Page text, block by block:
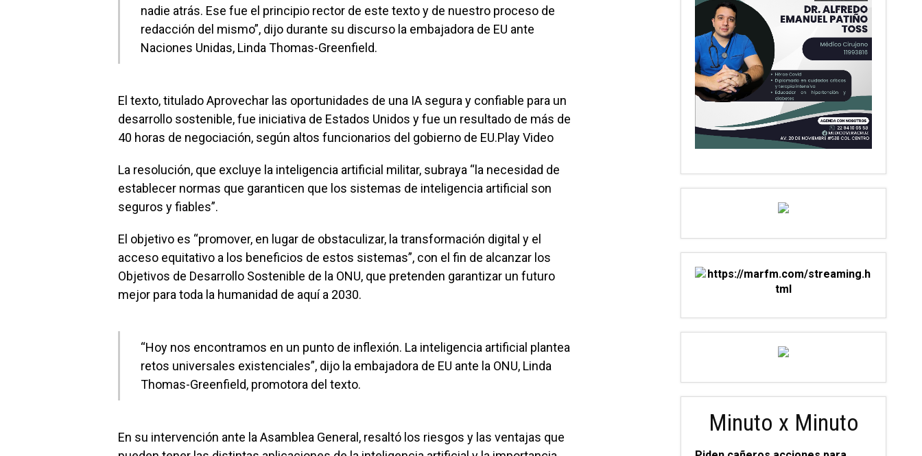
nadie atrás. Ese fue el principio rector de este texto y de nuestro proceso de
redacción del mismo”, dijo durante su discurso la embajadora de EU ante
Naciones Unidas, Linda Thomas-Greenfield.
El texto, titulado Aprovechar las oportunidades de una IA segura y confiable para un
desarrollo sostenible, fue iniciativa de Estados Unidos y fue un resultado de más de
40 horas de negociación, según altos funcionarios del gobierno de EU.Play Video
La resolución, que excluye la inteligencia artificial militar, subraya “la necesidad de
establecer normas que garanticen que los sistemas de inteligencia artificial son
seguros y fiables”.
El objetivo es “promover, en lugar de obstaculizar, la transformación digital y el
acceso equitativo a los beneficios de estos sistemas”, con el fin de alcanzar los
Objetivos de Desarrollo Sostenible de la ONU, que pretenden garantizar un futuro
mejor para toda la humanidad de aquí a 2030.
“Hoy nos encontramos en un punto de inflexión. La inteligencia artificial plantea
retos universales existenciales”, dijo la embajadora de EU ante la ONU, Linda
Thomas-Greenfield, promotora del texto.
En su intervención ante la Asamblea General, resaltó los riesgos y las ventajas que
Minuto x Minuto